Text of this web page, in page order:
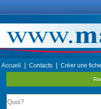
Accueil Contacts Créer une fiche